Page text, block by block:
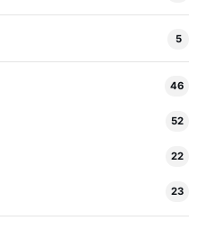
5
46
52
22
23